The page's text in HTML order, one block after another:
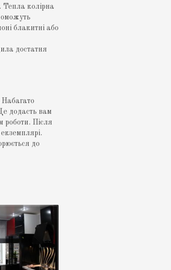
колірна
блакитні або
достатня
додасть вам
роботи. Після
до